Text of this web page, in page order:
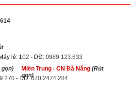
lẻ: 102 - DĐ: 0989.123.633
gọn) Miền Trung - CN Đà Nẵng (Rút
gọn)
- DĐ: 070.2474.284